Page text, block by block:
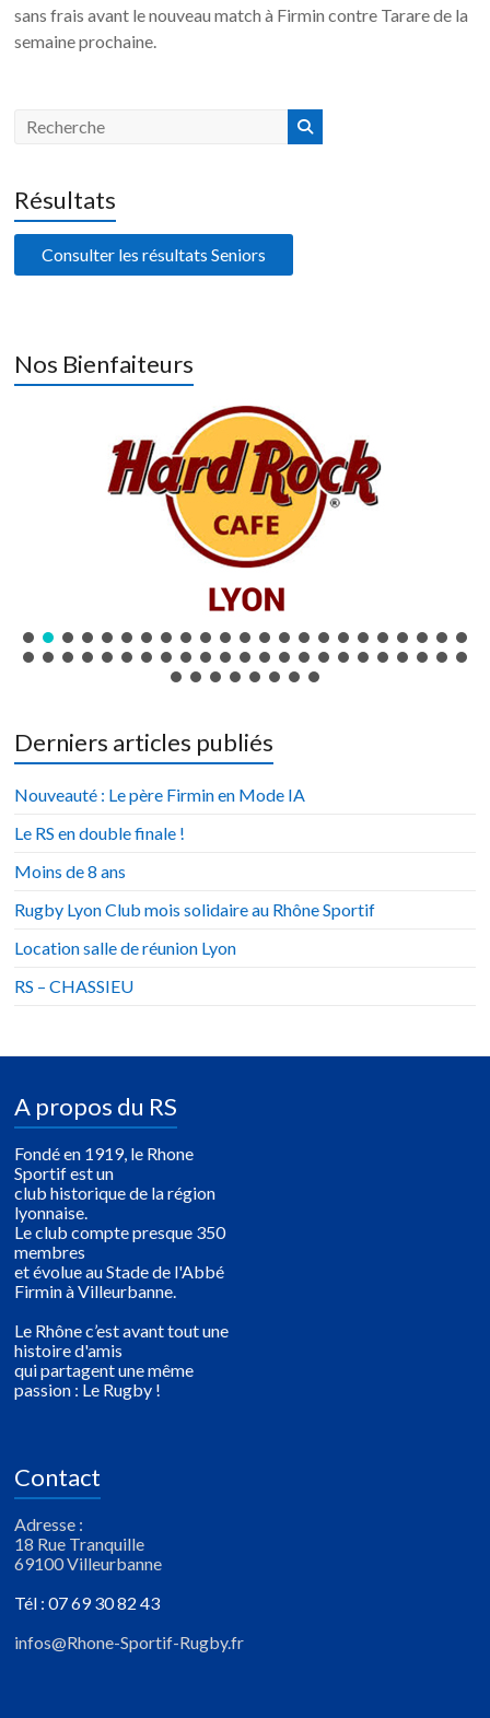
sans frais avant le nouveau match à Firmin contre Tarare de la
semaine prochaine.
Résultats
Consulter les résultats Seniors
Nos Bienfaiteurs
Derniers articles publiés
Nouveauté : Le père Firmin en Mode IA
Le RS en double finale !
Moins de 8 ans
Rugby Lyon Club mois solidaire au Rhône Sportif
Location salle de réunion Lyon
RS – CHASSIEU
A propos du RS
Fondé en 1919, le Rhone
Sportif est un
club historique de la région
lyonnaise.
Le club compte presque 350
membres
et évolue au Stade de l'Abbé
Firmin à Villeurbanne.
Le Rhône c’est avant tout une
histoire d'amis
qui partagent une même
passion : Le Rugby !
Contact
Adresse :
18 Rue Tranquille
69100 Villeurbanne
Tél : 07 69 30 82 43
infos@Rhone-Sportif-Rugby.fr